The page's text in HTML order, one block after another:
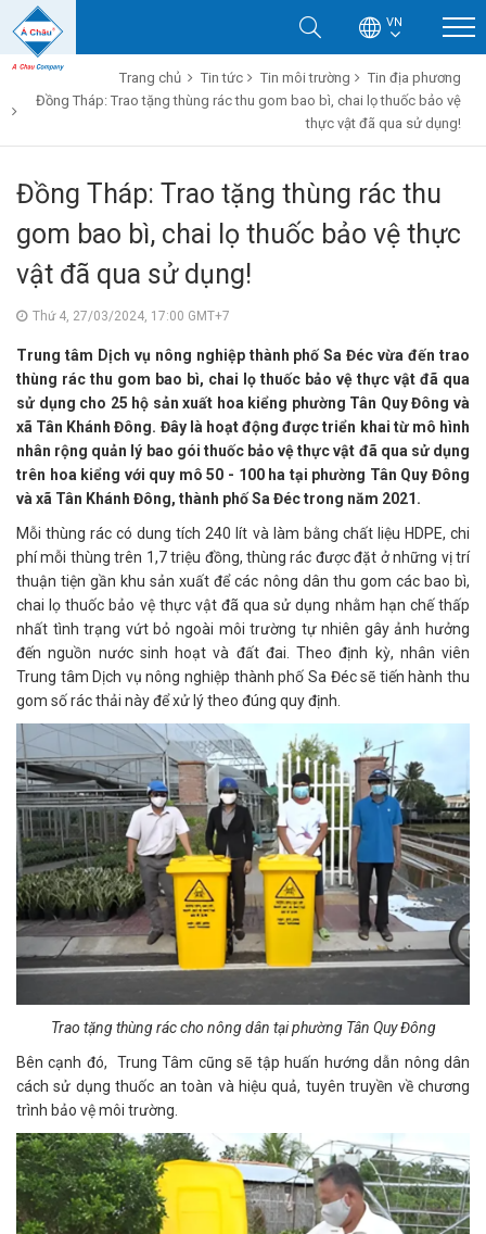
VN
Trang chủ Tin tức Tin môi trường
Tin địa phương
Đồng Tháp: Trao tặng thùng rác thu gom bao bì, chai lọ thuốc bảo vệ
thực vật đã qua sử dụng!
Đồng Tháp: Trao tặng thùng rác thu
gom bao bì, chai lọ thuốc bảo vệ thực
vật đã qua sử dụng!
Thứ 4, 27/03/2024, 17:00 GMT+7
Trung tâm Dịch vụ nông nghiệp thành phố Sa Đéc vừa đến trao
thùng rác thu gom bao bì, chai lọ thuốc bảo vệ thực vật đã qua
sử dụng cho 25 hộ sản xuất hoa kiểng phường Tân Quy Đông và
xã Tân Khánh Đông. Đây là hoạt động được triển khai từ mô hình
nhân rộng quản lý bao gói thuốc bảo vệ thực vật đã qua sử dụng
trên hoa kiểng với quy mô 50 - 100 ha tại phường Tân Quy Đông
và xã Tân Khánh Đông, thành phố Sa Đéc trong năm 2021.
Mỗi thùng rác có dung tích 240 lít và làm bằng chất liệu HDPE, chi
phí mỗi thùng trên 1,7 triệu đồng, thùng rác được đặt ở những vị trí
thuận tiện gần khu sản xuất để các nông dân thu gom các bao bì,
chai lọ thuốc bảo vệ thực vật đã qua sử dụng nhằm hạn chế thấp
nhất tình trạng vứt bỏ ngoài môi trường tự nhiên gây ảnh hưởng
đến nguồn nước sinh hoạt và đất đai. Theo định kỳ, nhân viên
Trung tâm Dịch vụ nông nghiệp thành phố Sa Đéc sẽ tiến hành thu
gom số rác thải này để xử lý theo đúng quy định.
Trao tặng thùng rác cho nông dân tại phường Tân Quy Đông
Bên cạnh đó, Trung Tâm cũng sẽ tập huấn hướng dẫn nông dân
cách sử dụng thuốc an toàn và hiệu quả, tuyên truyền về chương
trình bảo vệ môi trường.